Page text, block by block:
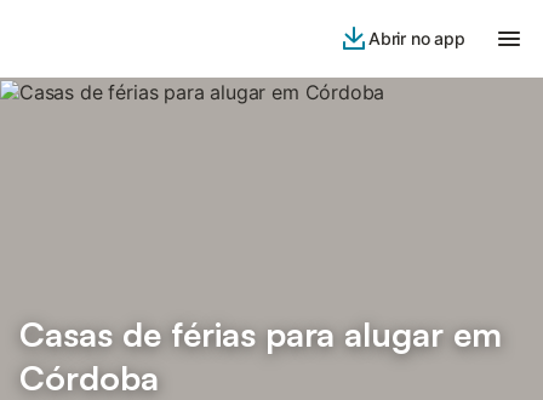
Abrir no app
Casas de férias para alugar em
Córdoba